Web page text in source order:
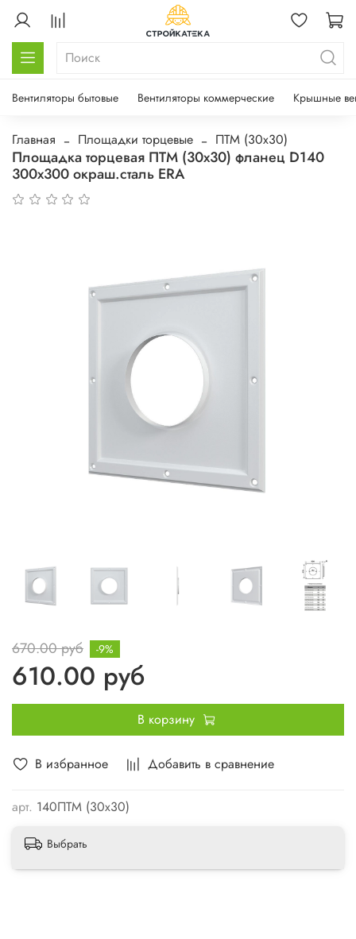
Вентиляторы бытовые Вентиляторы коммерческие Крышные
Главная Площадки торцевые ПТМ (30х30)
Площадка торцевая ПТМ (30х30) фланец D140
300х300 окраш.сталь ERA
В избранное Добавить в сравнение
арт. 140ПТМ (30х30)
670.00 руб
610.00 руб
-9%
В корзину
Выбрать